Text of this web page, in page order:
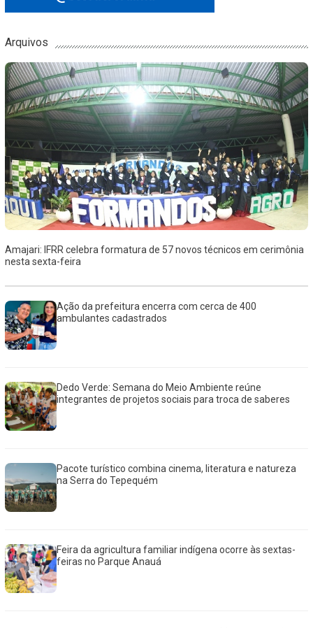
Arquivos
Amajari: IFRR celebra formatura de 57 novos técnicos em cerimônia
nesta sexta-feira
Ação da prefeitura encerra com cerca de 400
ambulantes cadastrados
Dedo Verde: Semana do Meio Ambiente reúne
integrantes de projetos sociais para troca de saberes
Pacote turístico combina cinema, literatura e natureza
na Serra do Tepequém
Feira da agricultura familiar indígena ocorre às sextas-
feiras no Parque Anauá